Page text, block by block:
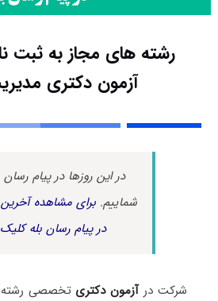
رشته های مجاز به ثبت
آزمون دکتری
در این روزها در پیام رسان
شماییم.برای مشاهده
در پیام رسان بله
شرکت درآزمون دکتری تخصصی